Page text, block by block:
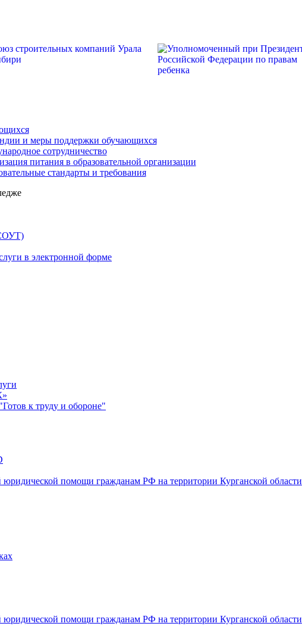
и меры поддержки обучающихся
сотрудничество
питания в образовательной организации
стандарты и требования
в электронной форме
к труду и обороне"
помощи гражданам РФ на территории Курганской области
помощи гражданам РФ на территории Курганской области